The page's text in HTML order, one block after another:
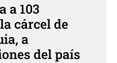
a 103
cárcel de
a
del país